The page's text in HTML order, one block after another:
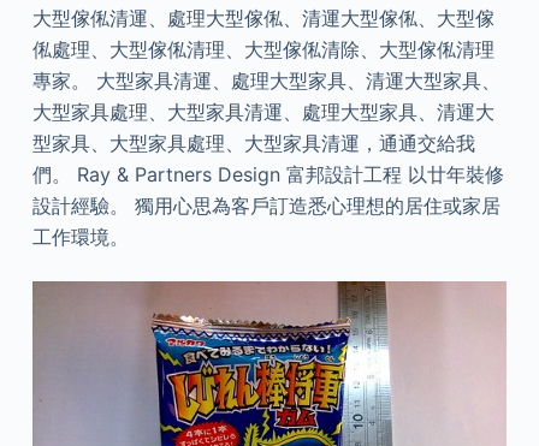
大型傢俬清運、處理大型傢俬、清運大型傢俬、大型傢
俬處理、大型傢俬清理、大型傢俬清除、大型傢俬清理
專家。 大型家具清運、處理大型家具、清運大型家具、
大型家具處理、大型家具清運、處理大型家具、清運大
型家具、大型家具處理、大型家具清運，通通交給我
們。 Ray & Partners Design 富邦設計工程 以廿年裝修
設計經驗。 獨用心思為客戶訂造悉心理想的居住或家居
工作環境。